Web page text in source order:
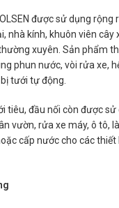
được sử dụng rộng
nhà kính, khuôn viên cây
xuyên. Sản phẩm
phun nước, vòi rửa xe,
tưới tự động.
tiêu, đầu nối còn được
vườn, rửa xe máy, ô tô,
cấp nước cho các thiết